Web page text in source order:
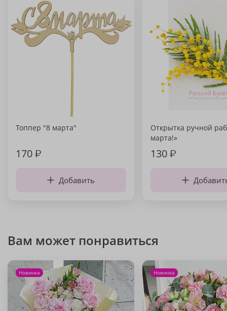
Топпер "8 марта"
170₽
Добавить
Открытка ручной
марта!»
130₽
Вам может понравиться
Новинка Новинка